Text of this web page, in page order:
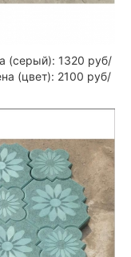
(серый): 1320 руб/
(цвет): 2100 руб/